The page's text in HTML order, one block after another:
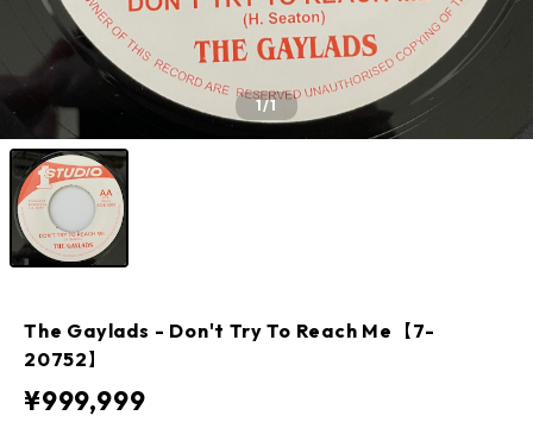
1/1
The Gaylads - Don't Try To Reach Me【7-
20752】
¥999,999